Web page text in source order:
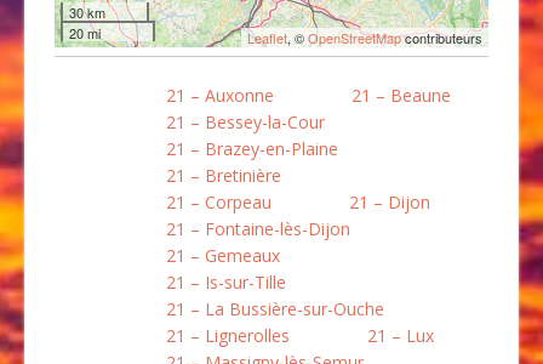
30 km
20 mi
Leaflet, ©OpenStreetMapcontributeurs
21 – Auxonne
21 – Beaune
21 – Bessey-la-Cour
21 – Brazey-en-Plaine
21 – Bretinière
21 – Corpeau
21 – Dijon
21 – Fontaine-lès-Dijon
21 – Gemeaux
21 – Is-sur-Tille
21 – La Bussière-sur-Ouche
21 – Lignerolles
21 – Lux